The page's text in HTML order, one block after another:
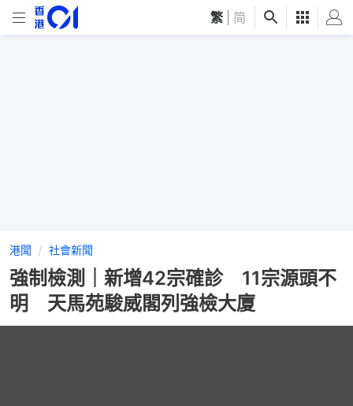
繁 简
港聞 社會新聞
強制檢測｜新增42宗確診 11宗源頭不
明 天馬苑駿威閣列強檢大廈